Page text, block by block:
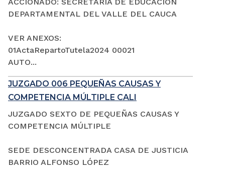
DEPARTAMENTAL DEL VALLE DEL CAUCA
VER ANEXOS:
01ActaRepartoTutela2024 00021
AUTO...
JUZGADO 006 PEQUEÑAS CAUSAS Y
COMPETENCIA MÚLTIPLE CALI
JUZGADO SEXTO DE PEQUEÑAS CAUSAS Y
COMPETENCIA MÚLTIPLE
SEDE DESCONCENTRADA CASA DE JUSTICIA
BARRIO ALFONSO LÓPEZ